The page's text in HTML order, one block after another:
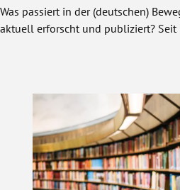
Was passiert in der (deutschen)
aktuell erforscht und publiziert? Seit